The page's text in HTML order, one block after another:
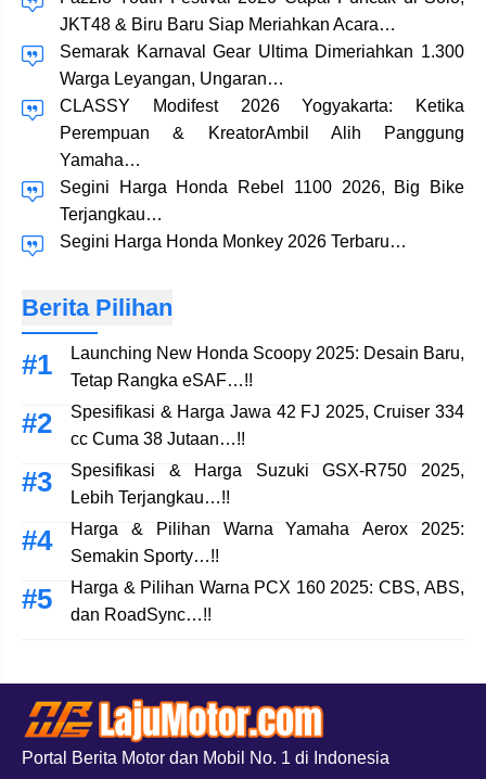
JKT48 & Biru Baru Siap Meriahkan Acara…
Semarak Karnaval Gear Ultima Dimeriahkan 1.300
Warga Leyangan, Ungaran…
CLASSY Modifest 2026 Yogyakarta: Ketika
Perempuan & KreatorAmbil Alih Panggung
Yamaha…
Segini Harga Honda Rebel 1100 2026, Big Bike
Terjangkau…
Segini Harga Honda Monkey 2026 Terbaru…
Berita Pilihan
Launching New Honda Scoopy 2025: Desain Baru,
Tetap Rangka eSAF…!!
Spesifikasi & Harga Jawa 42 FJ 2025, Cruiser 334
cc Cuma 38 Jutaan…!!
Spesifikasi & Harga Suzuki GSX-R750 2025,
Lebih Terjangkau…!!
Harga & Pilihan Warna Yamaha Aerox 2025:
Semakin Sporty…!!
Harga & Pilihan Warna PCX 160 2025: CBS, ABS,
dan RoadSync…!!
Portal Berita Motor dan Mobil No. 1 di Indonesia